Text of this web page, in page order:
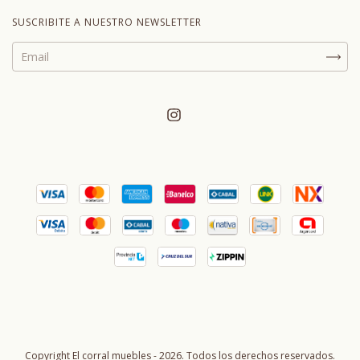
SUSCRIBITE A NUESTRO NEWSLETTER
Copyright El corral muebles - 2026. Todos los derechos reservados.